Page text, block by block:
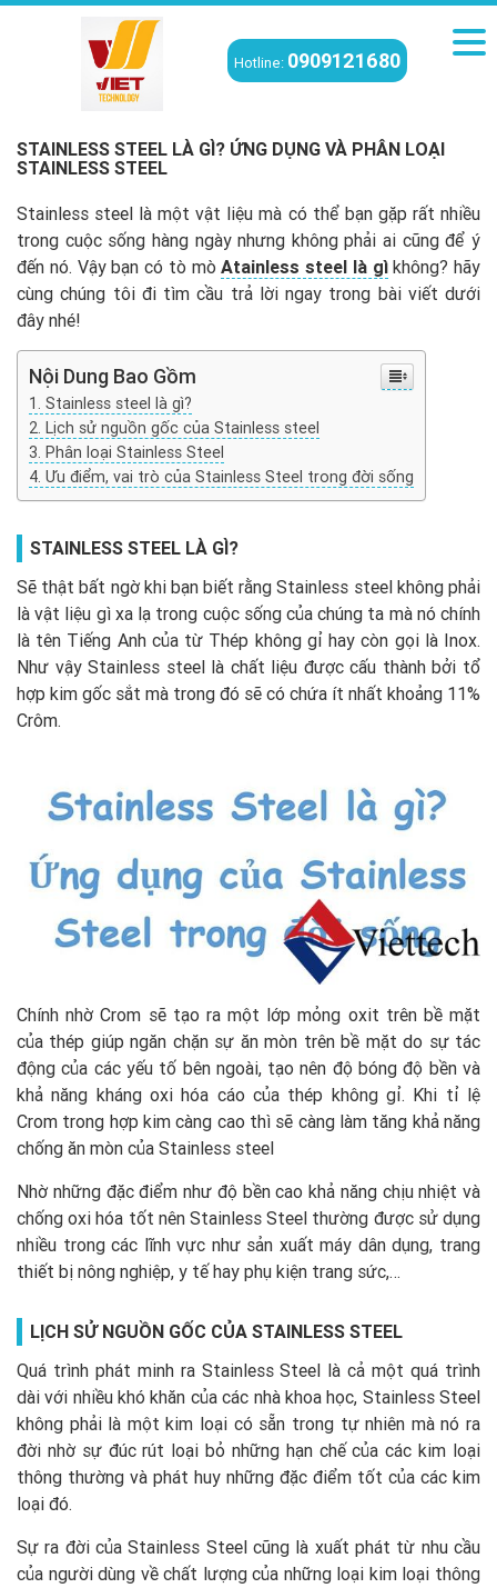
Hotline: 0909121680
Kiến thức
Stainless steel là gì? Ứng dụng và Phân loại
Stainless Steel
STAINLESS STEEL LÀ GÌ? ỨNG DỤNG VÀ PHÂN LOẠI
STAINLESS STEEL
Stainless steel là một vật liệu mà có thể bạn gặp rất nhiều
trong cuộc sống hàng ngày nhưng không phải ai cũng để ý
đến nó. Vậy bạn có tò mòAtainless steel là gìkhông? hãy
cùng chúng tôi đi tìm cầu trả lời ngay trong bài viết dưới
đây nhé!
Nội Dung Bao Gồm
Stainless steel là gì?
Lịch sử nguồn gốc của Stainless steel
Phân loại Stainless Steel
Ưu điểm, vai trò của Stainless Steel trong đời sống
STAINLESS STEEL LÀ GÌ?
Sẽ thật bất ngờ khi bạn biết rằng Stainless steel không phải
là vật liệu gì xa lạ trong cuộc sống của chúng ta mà nó chính
là tên Tiếng Anh của từ Thép không gỉ hay còn gọi là Inox.
Như vậy Stainless steel là chất liệu được cấu thành bởi tổ
hợp kim gốc sắt mà trong đó sẽ có chứa ít nhất khoảng 11%
Crôm.
Chính nhờ Crom sẽ tạo ra một lớp mỏng oxit trên bề mặt
của thép giúp ngăn chặn sự ăn mòn trên bề mặt do sự tác
động của các yếu tố bên ngoài, tạo nên độ bóng độ bền và
khả năng kháng oxi hóa cáo của thép không gỉ. Khi tỉ lệ
Crom trong hợp kim càng cao thì sẽ càng làm tăng khả năng
chống ăn mòn của Stainless steel
Nhờ những đặc điểm như độ bền cao khả năng chịu nhiệt và
chống oxi hóa tốt nên Stainless Steel thường được sử dụng
nhiều trong các lĩnh vực như sản xuất máy dân dụng, trang
thiết bị nông nghiệp, y tế hay phụ kiện trang sức,…
LỊCH SỬ NGUỒN GỐC CỦA STAINLESS STEEL
Quá trình phát minh ra Stainless Steel là cả một quá trình
dài với nhiều khó khăn của các nhà khoa học, Stainless Steel
không phải là một kim loại có sẵn trong tự nhiên mà nó ra
đời nhờ sự đúc rút loại bỏ những hạn chế của các kim loại
thông thường và phát huy những đặc điểm tốt của các kim
loại đó.
Sự ra đời của Stainless Steel cũng là xuất phát từ nhu cầu
của người dùng về chất lượng của những loại kim loại thông